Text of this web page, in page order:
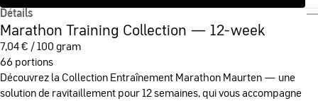
Détails
Marathon Training Collection — 12-week
7,04€ / 100 gram
66 portions
Découvrez la Collection Entraînement Marathon Maurten — une
solution de ravitaillement pour 12 semaines, qui vous accompagne